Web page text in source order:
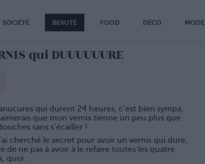
SOCIÉTÉ BEAUTÉ FOOD DÉCO MODE
qui DUUUUUURE
qui durent 24 heures, c’est bien sympa,
que mon vernis tienne un peu plus que
sans s’écailler !
cherché le secret pour avoir un vernis qui dure,
de ne pas à avoir à le refaire toutes les quatre
quoi.